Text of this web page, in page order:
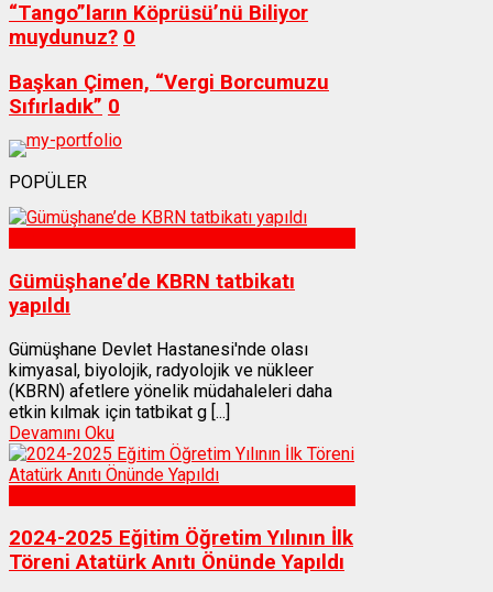
“Tango”ların Köprüsü’nü Biliyor
muydunuz? 0
Başkan Çimen, “Vergi Borcumuzu
Sıfırladık” 0
POPÜLER
Gümüşhane’de KBRN tatbikatı
yapıldı
Gümüşhane Devlet Hastanesi'nde olası
kimyasal, biyolojik, radyolojik ve nükleer
(KBRN) afetlere yönelik müdahaleleri daha
etkin kılmak için tatbikat g [...]
Devamını Oku
2024-2025 Eğitim Öğretim Yılının İlk
Töreni Atatürk Anıtı Önünde Yapıldı